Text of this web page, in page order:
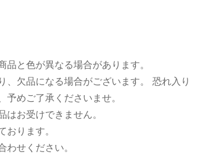
欠品になる場合がございます。 恐れ入りま
めご了承くださいませ。
お受けできません。
転用しております。新品レザー商品のビー
。また、色指定は出来かねますのでご了承
せください。
と色が異なる場合があります。
欠品になる場合がございます。 恐れ入り
めご了承くださいませ。
お受けできません。
ります。
せください。